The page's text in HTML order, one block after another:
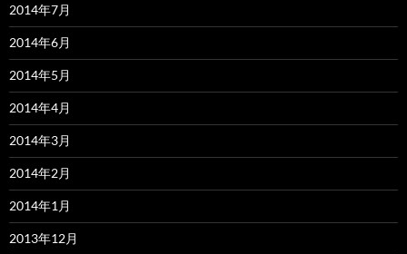
2014年7月
2014年6月
2014年5月
2014年4月
2014年3月
2014年2月
2014年1月
2013年12月